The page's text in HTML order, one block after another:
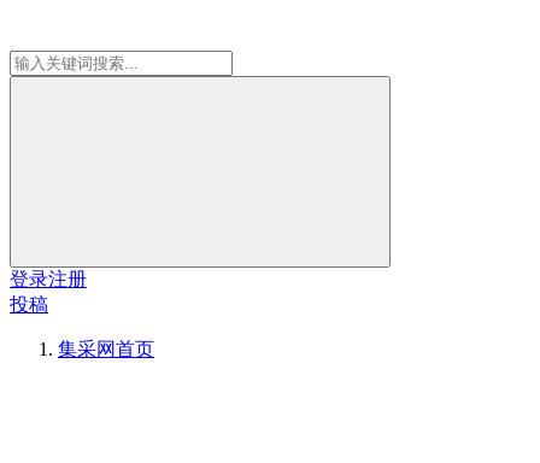
登录注册
投稿
集采网首页